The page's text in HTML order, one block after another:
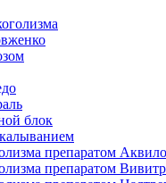
блок
препаратом
препаратом